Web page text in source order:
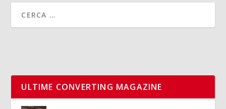
ULTIME CONVERTING MAGAZINE